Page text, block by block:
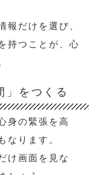
報だけを選び、
持つことが、心
」をつくる
身の緊張を高
なります。
け画面を見な